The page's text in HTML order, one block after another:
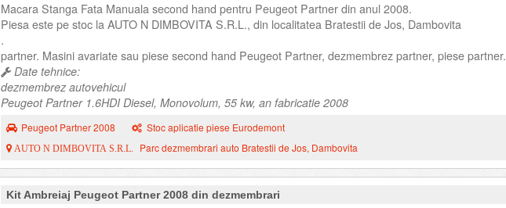
Macara Stanga Fata Manuala second hand pentru Peugeot Partner din anul 2008.
Piesa este pe stoc la AUTO N DIMBOVITA S.R.L., din localitatea Bratestii de Jos, Dambovita
.
partner. Masini avariate sau piese second hand Peugeot Partner, dezmembrez partner, piese partner.
Date tehnice:
dezmembrez autovehicul
Peugeot Partner 1.6HDI Diesel, Monovolum, 55 kw, an fabricatie 2008
Peugeot Partner 2008 Stoc aplicatie piese Eurodemont
AUTO N DIMBOVITA S.R.L. Parc dezmembrari auto Bratestii de Jos, Dambovita
Kit Ambreiaj Peugeot Partner 2008 din dezmembrari